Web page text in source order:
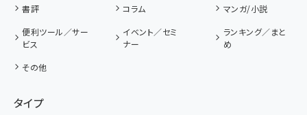
書評 コラム
マンガ/小説
便利ツール／サー
ビス
イベント／セミ
ナー
ランキング／まと
め
その他
タイプ